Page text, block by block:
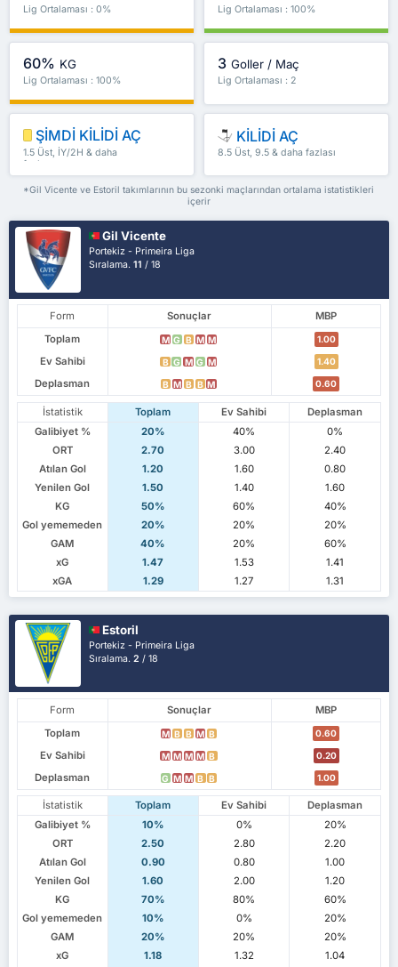
Lig Ortalaması : 0% Lig Ortalaması : 100%
60% KG
Lig Ortalaması : 100%
3 Goller / Maç
Lig Ortalaması : 2
ŞİMDİ KİLİDİ AÇ
1.5 Üst, İY/2H & daha
fazlası
KİLİDİ AÇ
8.5 Üst, 9.5 & daha fazlası
*Gil Vicente ve Estoril takımlarının bu sezonki maçlarından ortalama istatistikleri
içerir
Gil Vicente
Portekiz - Primeira Liga
Sıralama.11 / 18
Form Sonuçlar
MBP
Toplam
M G B M M 1.00
Ev Sahibi B G M G M 1.40
Deplasman B M B B M 0.60
İstatistik Toplam Ev Sahibi
Deplasman
Galibiyet %
20% 40%
0%
ORT
2.70 3.00
2.40
Atılan Gol
1.20 1.60
0.80
Yenilen Gol
1.50 1.40
1.60
KG
50% 60%
40%
Gol yememeden
20% 20%
20%
GAM
40% 20%
60%
xG
1.47 1.53
1.41
xGA
1.29 1.27 1.31
Estoril
Portekiz - Primeira Liga
Sıralama.2 / 18
Form Sonuçlar
MBP
Toplam
M B B M B 0.60
Ev Sahibi M M M M B 0.20
Deplasman G M M B B 1.00
İstatistik Toplam Ev Sahibi
Deplasman
Galibiyet %
10% 0%
20%
ORT
2.50 2.80
2.20
Atılan Gol
0.90 0.80
1.00
Yenilen Gol
1.60 2.00
1.20
KG
70% 80%
60%
Gol yememeden
10% 0%
20%
GAM
20% 20%
20%
xG
1.18 1.32
1.04